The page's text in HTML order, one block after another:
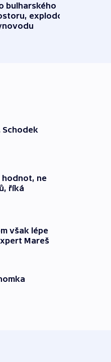
bulharského
explodoval
hodnot, ne
říká
však lépe
Mareš